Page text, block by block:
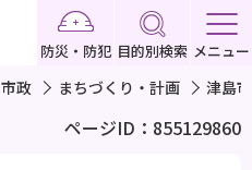
防災・防犯 目的別検索 メニュー
市政 まちづくり・計画 津島
ページID：855129860